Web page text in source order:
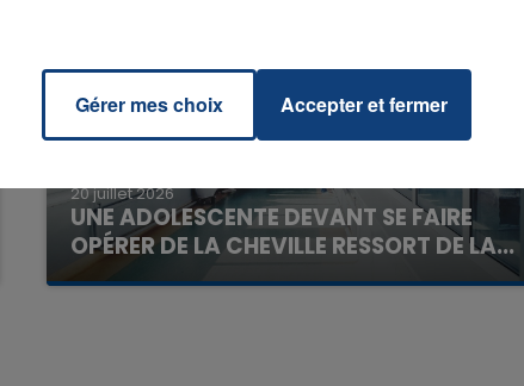
20 juillet 2026
UNE ADOLESCENTE DEVANT SE FAIRE
OPÉRER DE LA CHEVILLE RESSORT DE LA...
La famille a porté plainte contre la clinique qui a
Gérer mes choix Accepter et fermer